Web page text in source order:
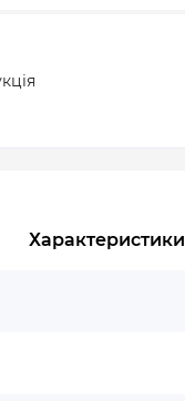
Характеристики